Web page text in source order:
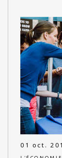
01 oct.